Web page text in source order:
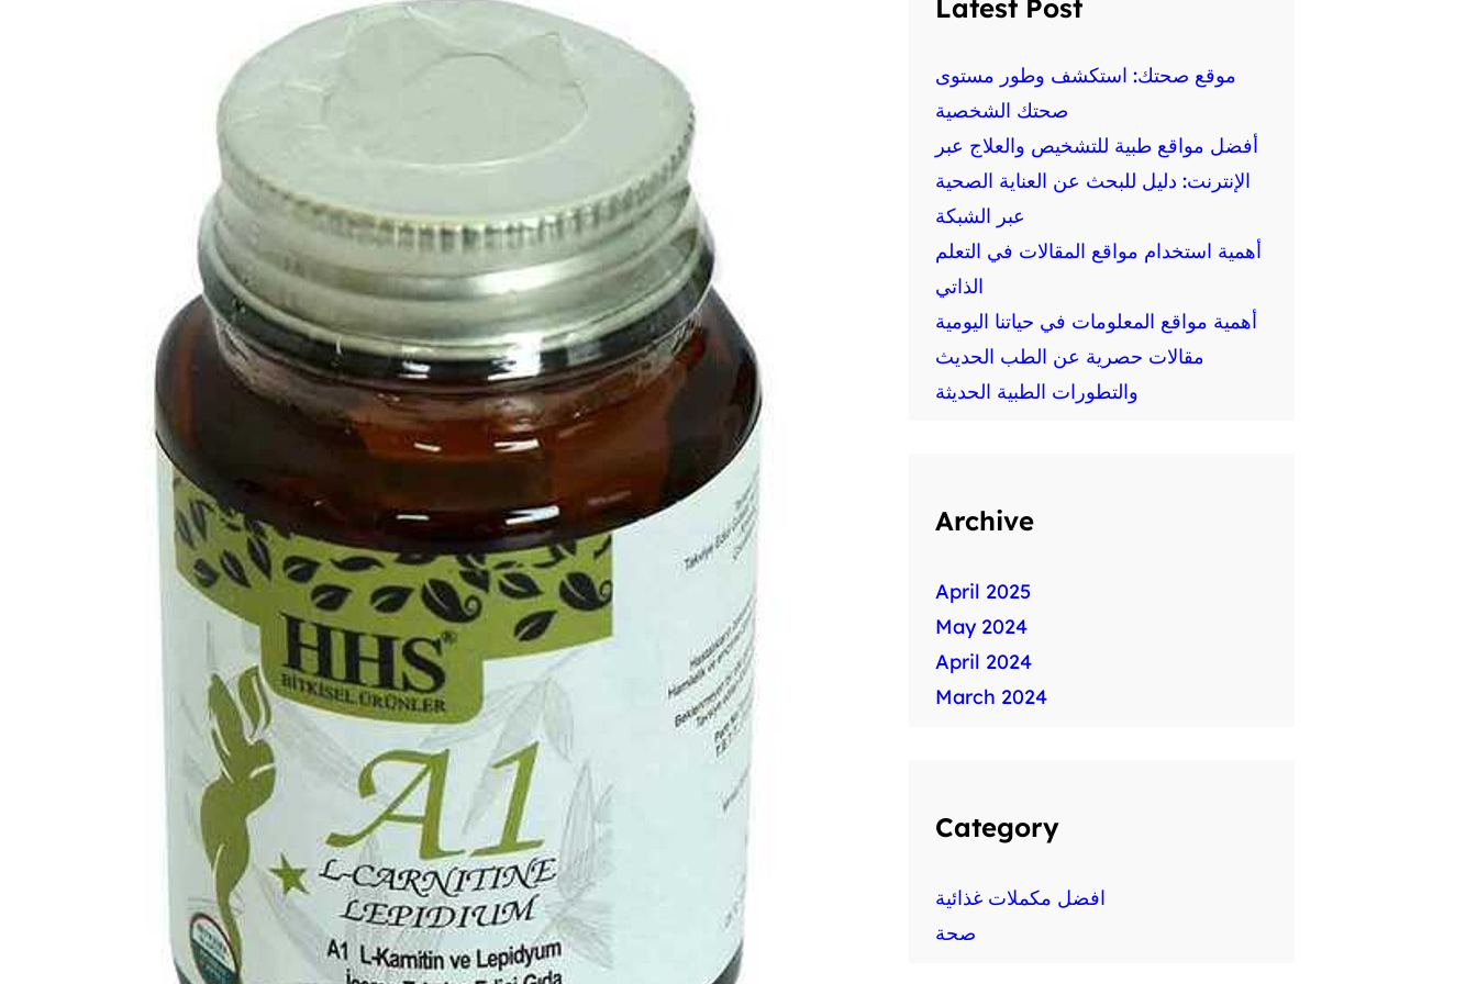
Latest Post
موقع صحتك: استكشف وطور مستوى
صحتك الشخصية
أفضل مواقع طبية للتشخيص والعلاج عبر
الإنترنت: دليل للبحث عن العناية الصحية
عبر الشبكة
أهمية استخدام مواقع المقالات في التعلم
الذاتي
أهمية مواقع المعلومات في حياتنا اليومية
مقالات حصرية عن الطب الحديث
والتطورات الطبية الحديثة
Archive
April 2025
May 2024
April 2024
March 2024
Category
افضل مكملات غذائية
صحة